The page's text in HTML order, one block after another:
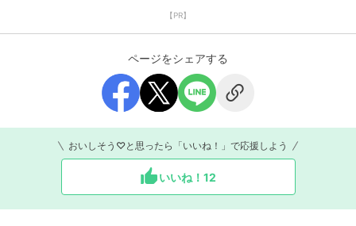
【PR】
ページをシェアする
おいしそう♡と思ったら「いいね！」で応援しよう
いいね！ 12